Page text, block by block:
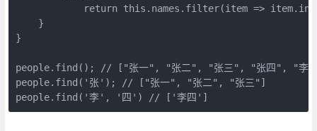
return this.names.filter(item =>
    }
}
people.find(); // ["张一", "张二", "张三", "张四", "李
people.find('张'); // ["张一", "张二", "张三"]
people.find('李', '四') // ['李四']